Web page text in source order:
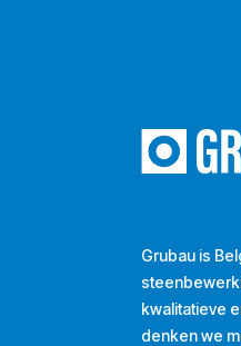
Grubau is
kwalitatieve
denken we